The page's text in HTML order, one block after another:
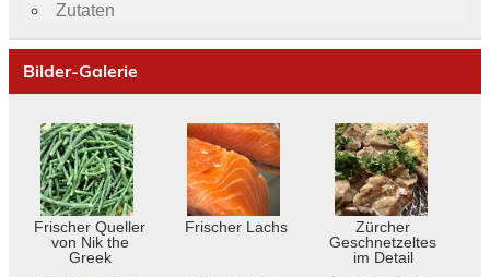
Zutaten
Bilder-Galerie
Frischer Queller
von Nik the
Greek
Frischer Lachs
Zürcher
Geschnetzeltes
im Detail